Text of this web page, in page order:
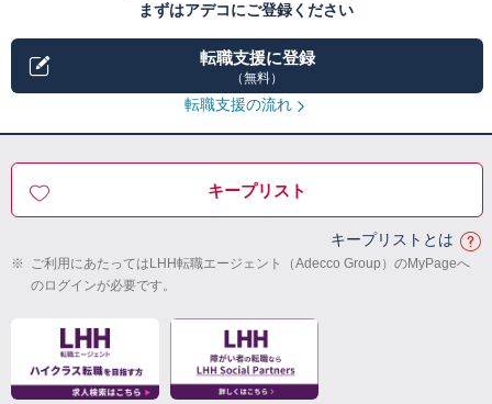
まずはアデコにご登録ください
転職支援に登録
（無料）
転職支援の流れ
キープリスト
キープリストとは
※ ご利用にあたってはLHH転職エージェント（Adecco Group）のMyPageへ
のログインが必要です。